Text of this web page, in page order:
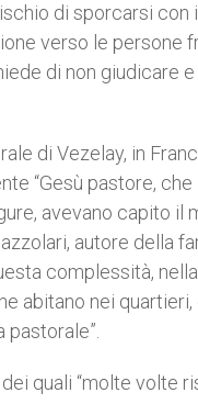
di sporcarsi con
verso le persone
di non giudicare e
di Vezelay, in
“Gesù pastore,
avevano capito il
autore della
complessità,
abitano nei quartieri,
quali “molte volte